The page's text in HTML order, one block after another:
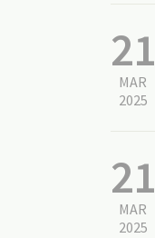
21
MAR
2025
21
MAR
2025